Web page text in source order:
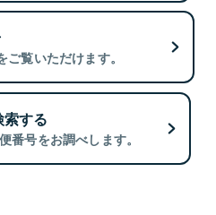
覧いただけます。
する
番号をお調べします。